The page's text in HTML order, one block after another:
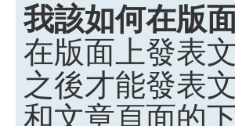
我該如何在版
在版面上發表
之後才能發表
和文章頁面的